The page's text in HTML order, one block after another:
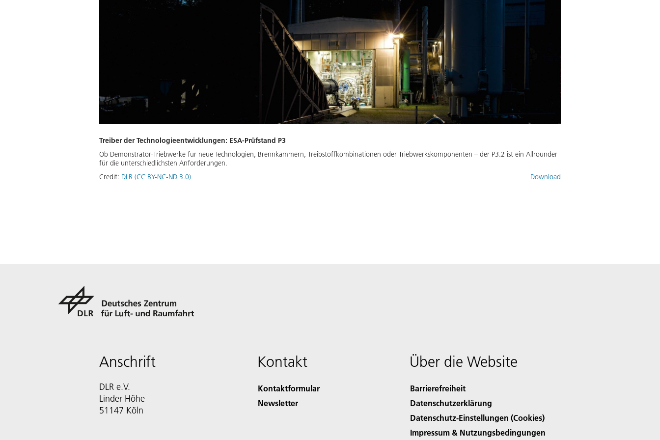
Treiber der Technologieentwicklungen: ESA-Prüfstand P3
Ob Demonstrator-Triebwerke für neue Technologien, Brennkammern, Treibstoffkombinationen oder Triebwerkskomponenten – der P3.2 ist ein Allrounder
für die unterschiedlichsten Anforderungen.
Credit: DLR (CC BY-NC-ND 3.0) Download
Anschrift
DLR e.V.
Linder Höhe
51147 Köln
Kontakt
Kontaktformular
Newsletter
Über die Website
Barrierefreiheit
Datenschutzerklärung
Datenschutz-Einstellungen (Cookies)
Impressum & Nutzungsbedingungen